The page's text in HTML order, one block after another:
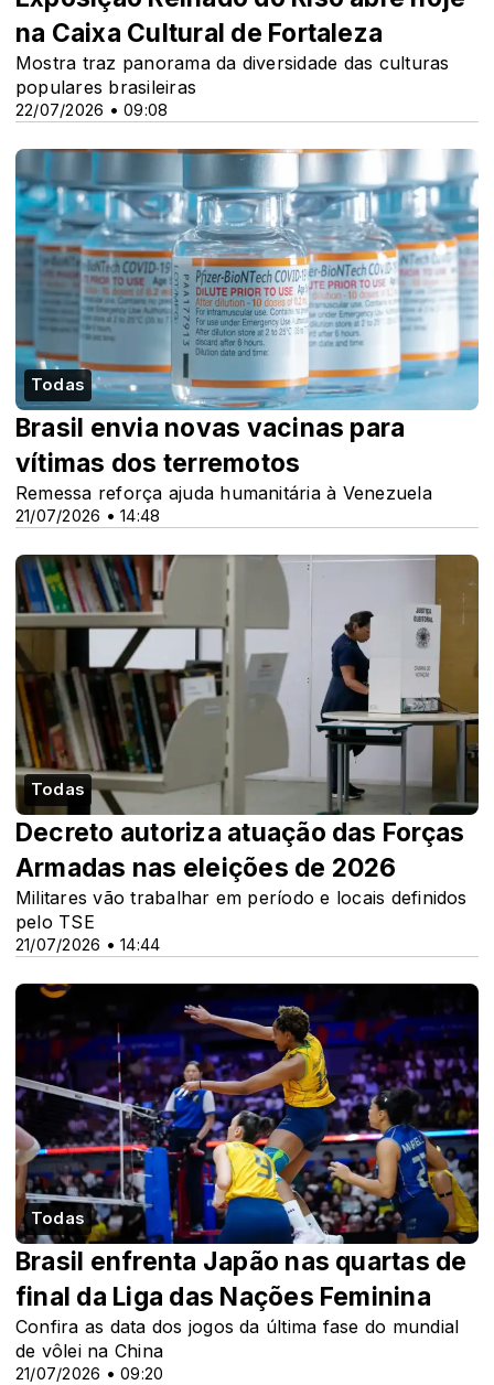
22/07/2026 • 09:08
na Caixa Cultural de Fortaleza
Mostra traz panorama da diversidade das culturas
populares brasileiras
Todas
21/07/2026 • 14:48
Brasil envia novas vacinas para
vítimas dos terremotos
Remessa reforça ajuda humanitária à Venezuela
Todas
21/07/2026 • 14:44
Decreto autoriza atuação das Forças
Armadas nas eleições de 2026
Militares vão trabalhar em período e locais definidos
pelo TSE
Todas
21/07/2026 • 09:20
Brasil enfrenta Japão nas quartas de
final da Liga das Nações Feminina
Confira as data dos jogos da última fase do mundial
de vôlei na China